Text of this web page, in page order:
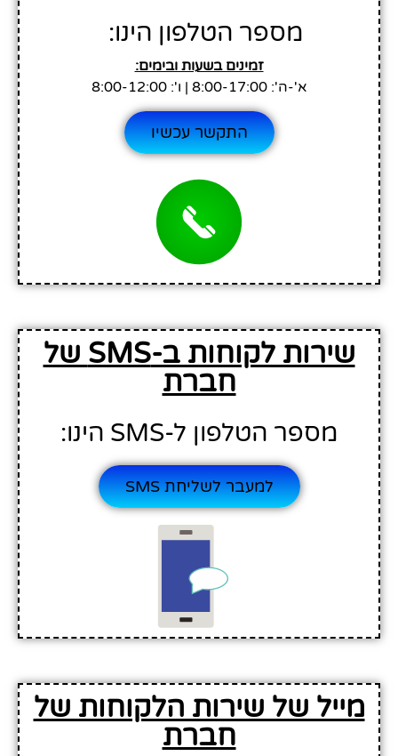
מספר הטלפון הינו:
זמינים בשעות ובימים:
א'-ה': 8:00-17:00 | ו': 8:00-12:00
התקשר עכשיו
שירות לקוחות ב-SMS של
חברת
מספר הטלפון ל-SMS הינו:
למעבר לשליחת SMS
מייל של שירות הלקוחות של
חברת